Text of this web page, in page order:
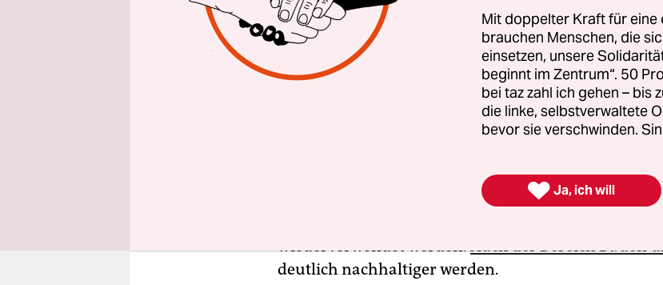
Produktgruppen, die gut in Kreisläufen zu führen
anderem Elektronik und Informationstechnologien.
der Produkte soll verlängert und Elektroschrott
behandelt werden.
die Rohstoffe für Batterien und
und Kunststoffe formuliert werden. Dabei nimmt
Einwegverpackungen und -geschirr in der
wiederverwendet werden.Auch der Bereich Bauen
deutlich nachhaltiger werden.
Mit doppelter Kraft für eine
brauchen Menschen, die
einsetzen, unsere
beginnt im Zentrum“. 50
bei taz zahl ich gehen – bis
die linke, selbstverwaltete
bevor sie verschwinden.
 Ja, ich will